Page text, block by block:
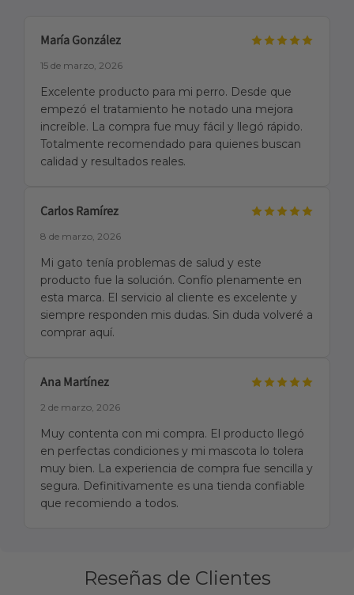
María González
15 de marzo, 2026
Excelente producto para mi perro. Desde que
empezó el tratamiento he notado una mejora
increíble. La compra fue muy fácil y llegó rápido.
Totalmente recomendado para quienes buscan
calidad y resultados reales.
Carlos Ramírez
8 de marzo, 2026
Mi gato tenía problemas de salud y este
producto fue la solución. Confío plenamente en
esta marca. El servicio al cliente es excelente y
siempre responden mis dudas. Sin duda volveré a
comprar aquí.
Ana Martínez
2 de marzo, 2026
Muy contenta con mi compra. El producto llegó
en perfectas condiciones y mi mascota lo tolera
muy bien. La experiencia de compra fue sencilla y
segura. Definitivamente es una tienda confiable
que recomiendo a todos.
Reseñas de Clientes